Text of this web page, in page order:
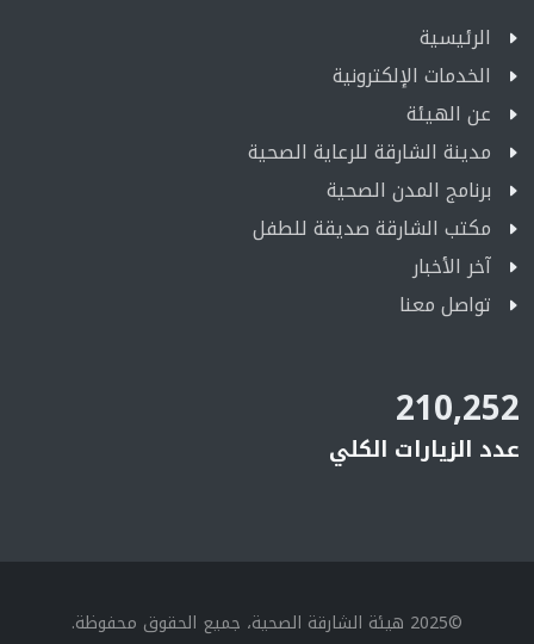
الرئيسية
الخدمات الإلكترونية
عن الهيئة
مدينة الشارقة للرعاية الصحية
برنامج المدن الصحية
مكتب الشارقة صديقة للطفل
آخر الأخبار
تواصل معنا
210,252
عدد الزيارات الكلي
©2025 هيئة الشارقة الصحية، جميع الحقوق محفوظة.